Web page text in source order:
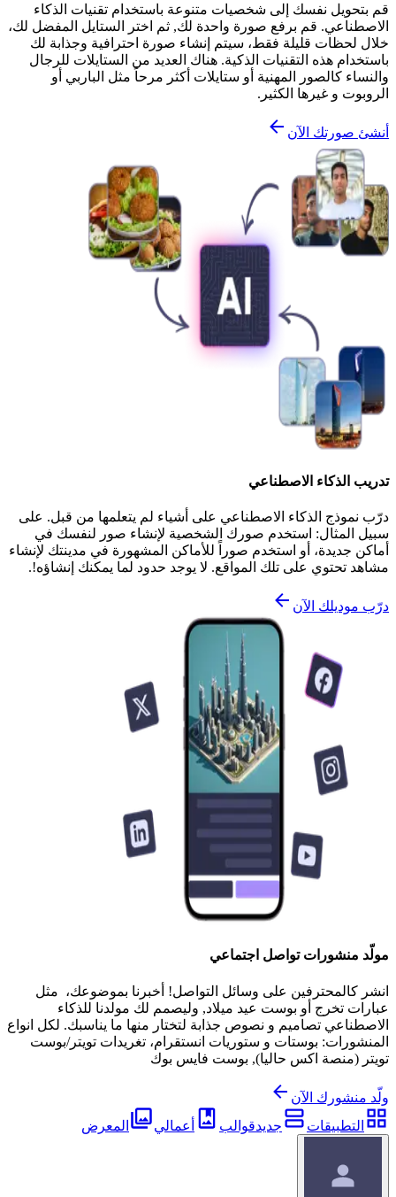
قم بتحويل نفسك إلى شخصيات متنوعة باستخدام تقنيات الذكاء
الاصطناعي. قم برفع صورة واحدة لك, ثم اختر الستايل المفضل لك،
خلال لحظات قليلة فقط، سيتم إنشاء صورة احترافية وجذابة لك
باستخدام هذه التقنيات الذكية. هناك العديد من الستايلات للرجال
والنساء كالصور المهنية أو ستايلات أكثر مرحاً مثل الباربي أو
الروبوت و غيرها الكثير.
أنشئ صورتك الآن
تدريب الذكاء الاصطناعي
درّب نموذج الذكاء الاصطناعي على أشياء لم يتعلمها من قبل. على
سبيل المثال: استخدم صورك الشخصية لإنشاء صور لنفسك في
أماكن جديدة، أو استخدم صوراً للأماكن المشهورة في مدينتك لإنشاء
مشاهد تحتوي على تلك المواقع. لا يوجد حدود لما يمكنك إنشاؤه!.
درّب موديلك الآن
مولّد منشورات تواصل اجتماعي
انشر كالمحترفين على وسائل التواصل! أخبرنا بموضوعك، مثل
عبارات تخرج أو بوست عيد ميلاد, وليصمم لك مولدنا للذكاء
الاصطناعي تصاميم و نصوص جذابة لتختار منها ما يناسبك. لكل انواع
المنشورات: بوستات و ستوريات انستقرام، تغريدات تويتر/بوست
تويتر (منصة اكس حاليا), بوست فايس بوك
ولّد منشورك الآن
التطبيقات
جديدقوالب أعمالي المعرض